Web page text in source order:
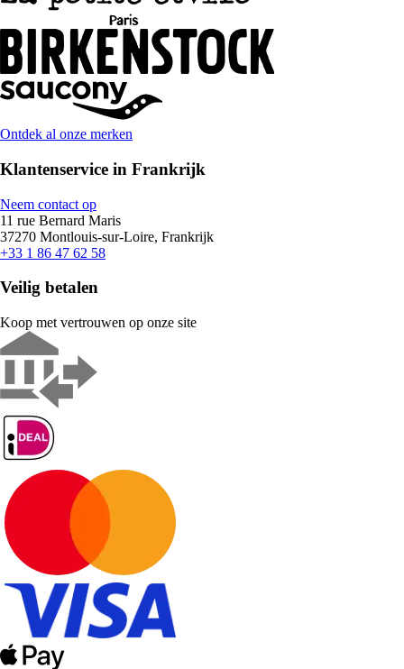
Ontdek al onze merken
Klantenservice in Frankrijk
Neem contact op
11 rue Bernard Maris
37270 Montlouis-sur-Loire, Frankrijk
+33 1 86 47 62 58
Veilig betalen
Koop met vertrouwen op onze site